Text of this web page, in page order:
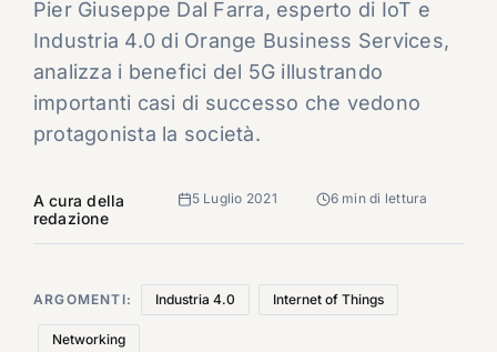
EVENTI
CHI SIAMO
Pier Giuseppe Dal Farra, esperto di IoT e
Industria 4.0 di Orange Business Services,
analizza i benefici del 5G illustrando
importanti casi di successo che vedono
protagonista la società.
A cura della
redazione
5 Luglio 2021 6 min di lettura
ARGOMENTI: Industria 4.0 Internet of Things
Networking